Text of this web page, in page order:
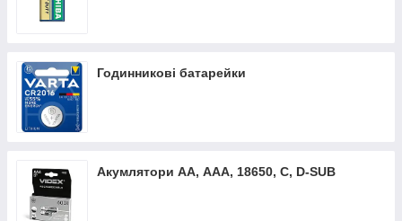
Годинникові батарейки
Акумлятори АА, ААА, 18650, C, D-SUB